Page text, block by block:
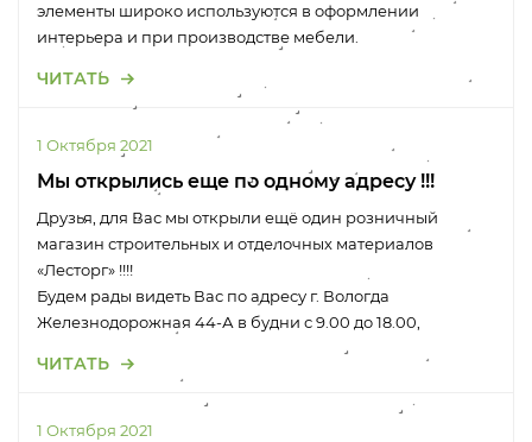
элементы широко используются в оформлении
интерьера и при производстве мебели.
ЧИТАТЬ
1 Октября 2021
Мы открылись еще по одному адресу !!!
Друзья, для Вас мы открыли ещё один розничный
магазин строительных и отделочных материалов
«Лесторг» !!!!
Будем рады видеть Вас по адресу г. Вологда
Железнодорожная 44-А в будни с 9.00 до 18.00,
ЧИТАТЬ
1 Октября 2021